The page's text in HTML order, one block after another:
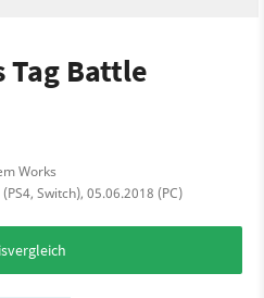
Tag Battle
Works
Switch), 05.06.2018 (PC)